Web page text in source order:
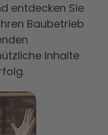
entdecken Sie
Baubetrieb
Inhalte